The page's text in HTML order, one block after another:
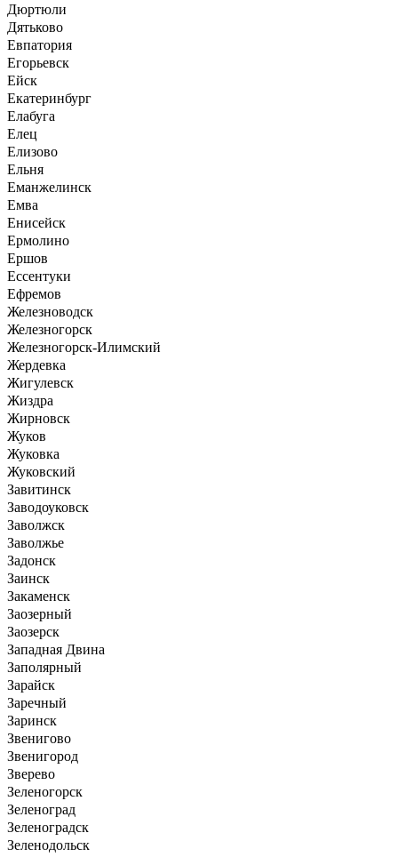
Дюртюли
Дятьково
Евпатория
Егорьевск
Ейск
Екатеринбург
Елабуга
Елец
Елизово
Ельня
Еманжелинск
Емва
Енисейск
Ермолино
Ершов
Ессентуки
Ефремов
Железноводск
Железногорск
Железногорск-Илимский
Жердевка
Жигулевск
Жиздра
Жирновск
Жуков
Жуковка
Жуковский
Завитинск
Заводоуковск
Заволжск
Заволжье
Задонск
Заинск
Закаменск
Заозерный
Заозерск
Западная Двина
Заполярный
Зарайск
Заречный
Заринск
Звенигово
Звенигород
Зверево
Зеленогорск
Зеленоград
Зеленоградск
Зеленодольск